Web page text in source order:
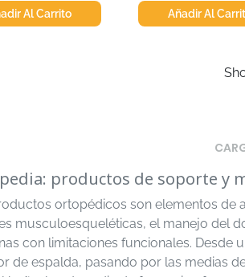
Al Carrito Añadir Al
productos de soporte y
ortopédicos son elementos de
musculoesqueléticas, el manejo del
con limitaciones funcionales. Desde
de espalda, pasando por las medias